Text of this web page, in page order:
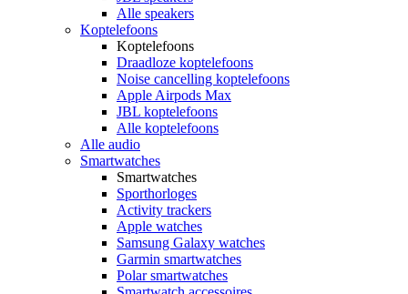
Alle speakers
Koptelefoons
Koptelefoons
Draadloze koptelefoons
Noise cancelling koptelefoons
Apple Airpods Max
JBL koptelefoons
Alle koptelefoons
Alle audio
Smartwatches
Smartwatches
Sporthorloges
Activity trackers
Apple watches
Samsung Galaxy watches
Garmin smartwatches
Polar smartwatches